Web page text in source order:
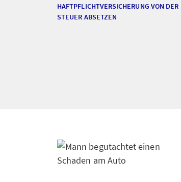
HAFTPFLICHTVERSICHERUNG VON DER
STEUER ABSETZEN